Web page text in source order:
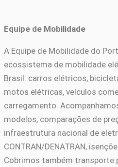
Equipe de Mobilidade
A Equipe de Mobilidade do
ecossistema de mobilidade
Brasil: carros elétricos,
motos elétricas, veículos
carregamento.
modelos, comparações de
infraestrutura nacional de
CONTRAN/DENATRAN,
Cobrimos também transporte